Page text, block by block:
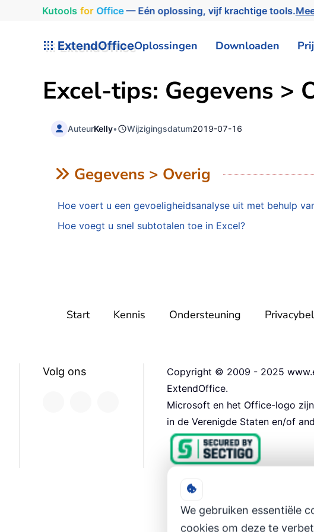
Kutools for Office— Eén oplossing, vijf krachtige tools.
ExtendOfficeOplossingen Downloaden
Excel-tips: Gegevens >
AuteurKelly• Wijzigingsdatum2019-07-16
Gegevens > Overig
Hoe voert u een gevoeligheidsanalyse uit met behulp
Hoe voegt u snel subtotalen toe in Excel?
Start Kennis Ondersteuning
Volg ons
Copyright © 2009 - 2025
ExtendOffice.
Microsoft en het Office-logo
in de Verenigde Staten en/of
We gebruiken essentiële